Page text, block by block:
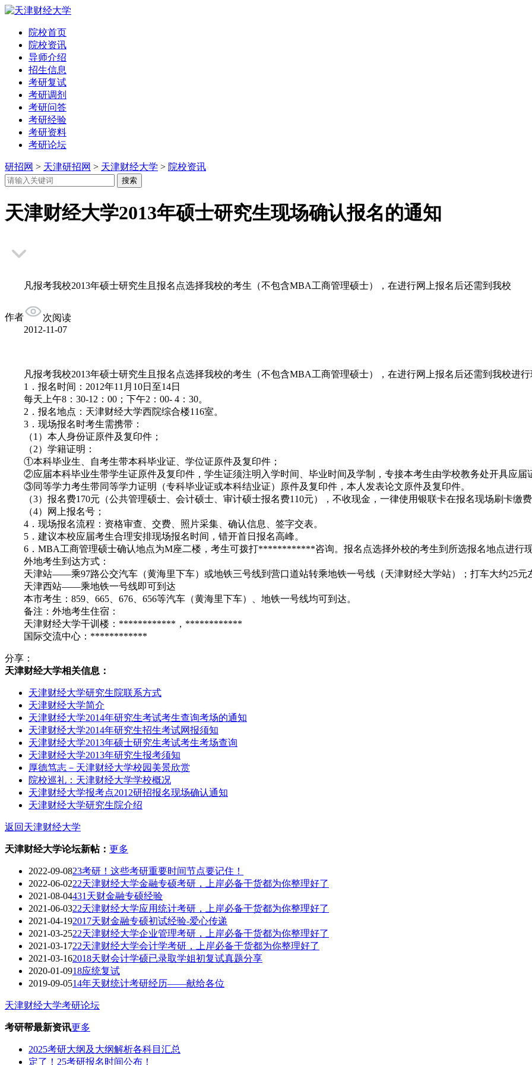
院校首页
院校资讯
导师介绍
招生信息
考研复试
考研调剂
考研问答
考研经验
考研资料
考研论坛
研招网 > 天津研招网 > 天津财经大学 > 院校资讯
天津财经大学2013年硕士研究生现场确认报名的通知
凡报考我校2013年硕士研究生且报名点选择我校的考生（不包含MBA工商管理硕士），在进行网上报名后还需到我校
作者
次阅读
2012-11-07
凡报考我校2013年硕士研究生且报名点选择我校的考生（不包含MBA工商管理硕士），在进行网上报名后还需到我校进行
1．报名时间：2012年11月10日至14日
每天上午8：30-12：00；下午2：00- 4：30。
2．报名地点：天津财经大学西院综合楼116室。
3．现场报名时考生需携带：
（1）本人身份证原件及复印件；
（2）学籍证明：
①本科毕业生、自考生带本科毕业证、学位证原件及复印件；
②应届本科毕业生带学生证原件及复印件，学生证须注明入学时间、毕业时间及学制，专接本考生由学校教务处开具应届
③同等学力考生带同等学力证明（专科毕业证或本科结业证）原件及复印件，本人发表论文原件及复印件。
（3）报名费170元（公共管理硕士、会计硕士、审计硕士报名费110元），不收现金，一律使用银联卡在报名现场刷卡缴费
（4）网上报名号；
4．现场报名流程：资格审查、交费、照片采集、确认信息、签字交表。
5．建议本校应届考生合理安排现场报名时间，错开首日报名高峰。
6．MBA工商管理硕士确认地点为M座二楼，考生可拨打************咨询。报名点选择外校的考生到所选报名地点进行现
外地考生到达方式：
天津站——乘97路公交汽车（黄海里下车）或地铁三号线到营口道站转乘地铁一号线（天津财经大学站）；打车大约25元
天津西站——乘地铁一号线即可到达
本市考生：859、665、676、656等汽车（黄海里下车）、地铁一号线均可到达。
备注：外地考生住宿：
天津财经大学干训楼：************，************
国际交流中心：************
分享：
天津财经大学相关信息：
天津财经大学研究生院联系方式
天津财经大学简介
天津财经大学2014年研究生考试考生查询考场的通知
天津财经大学2014年研究生招生考试网报须知
天津财经大学2013年硕士研究生考试考生考场查询
天津财经大学2013年研究生报考须知
厚德笃志－天津财经大学校园美景欣赏
院校巡礼：天津财经大学学校概况
天津财经大学报考点2012研招报名现场确认通知
天津财经大学研究生院介绍
返回天津财经大学
天津财经大学论坛新帖： 更多
2022-09-0823考研！这些考研重要时间节点要记住！
2022-06-0222天津财经大学金融专硕考研，上岸必备干货都为你整理好了
2021-08-04431天财金融专硕经验
2021-06-0322天津财经大学应用统计考研，上岸必备干货都为你整理好了
2021-04-192017天财金融专硕初试经验-爱心传递
2021-03-2522天津财经大学企业管理考研，上岸必备干货都为你整理好了
2021-03-1722天津财经大学会计学考研，上岸必备干货都为你整理好了
2021-03-162018天财会计学硕已录取学姐初复试真题分享
2020-01-0918应统复试
2019-09-0514年天财统计考研经历——献给各位
天津财经大学考研论坛
考研帮最新资讯更多
2025考研大纲及大纲解析各科目汇总
定了！25考研报名时间公布！